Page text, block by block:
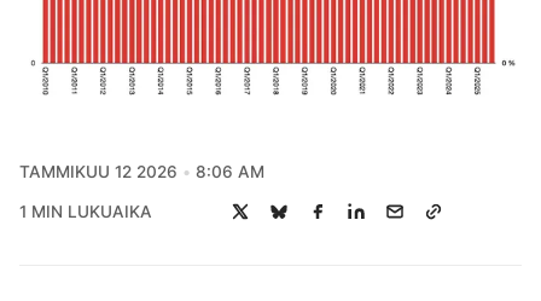
TAMMIKUU 12 2026 8:06 AM
1 MIN LUKUAIKA